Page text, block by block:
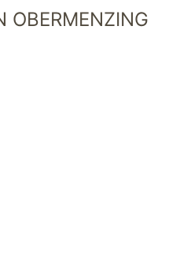
OBERMENZING